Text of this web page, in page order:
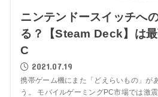
ニンテンドースイッチへ
る？【Steam Deck】は
C
2021.07.19
携帯ゲーム機にまた「どえらいもの」が
う。 モバイルゲーミングPC市場では激